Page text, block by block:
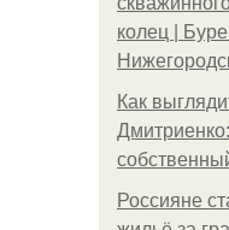
колец |
Как
Россияне